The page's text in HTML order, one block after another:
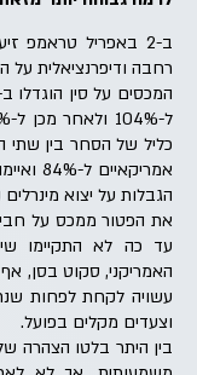
ב-2 באפריל טראמפ
רחבה ודיפרנציאלית על
כליל של הסחר בין שתי
הגבלות על יצוא
עד כה לא התקיימו
האמריקני, סקוט בסן,
עשויה לקחת לפחות
וצעדים מקלים בפועל.